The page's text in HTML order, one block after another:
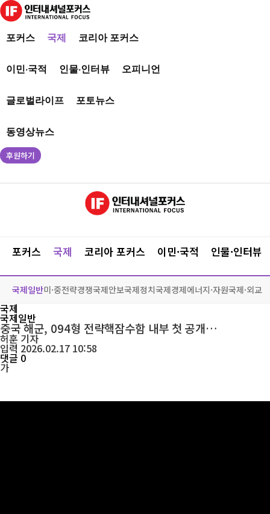
포커스 국제 코리아 포커스
이민·국적 인물·인터뷰 오피니언
글로벌라이프 포토뉴스
동영상뉴스
후원하기
포커스 국제 코리아 포커스 이민·국적 인물·인터뷰
국제일반미·중전략경쟁국제안보국제정치국제경제에너지·자원국제·외교
국제
국제일반
중국 해군, 094형 전략핵잠수함 내부 첫 공개…
허훈기자
입력 2026.02.17 10:58
댓글 0
가